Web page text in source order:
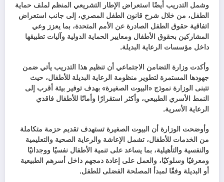
وشمل التدريب أيضًا استعراض الإطار التشريعي المنظم لملف حماية
الطفل، من خلال شرح قانون الطفل المصري، إلى جانب استعراض
اتفاقية حقوق الطفل الصادرة عن الأمم المتحدة، بما يعزز وعي
المشاركين بحقوق الأطفال ومعايير الحماية الدولية وآليات تطبيقها
داخل مؤسسات الرعاية البديلة.
وأكدت وزارة التضامن الاجتماعي أن تنظيم هذا التدريب يأتي ضمن
جهودها المستمرة لتطوير منظومة الرعاية البديلة للأطفال، حيث
تتبنى الوزارة نموذج «البيوت الصغيرة» بهدف توفير بيئة أقرب إلى
النمط الأسري الطبيعي، وأكثر استقرارًا وأمانًا للأطفال فاقدي
الرعاية الأسرية.
وأوضحت الوزارة أن البيوت الصغيرة تستهدف تقديم حزمة متكاملة
من الخدمات للأطفال، تشمل الإعاشة والرعاية الصحية والتعليمية
والنفسية والتأهيلية، بما يساعد على تنمية الأطفال نفسيًا ووجدانيًا
ومعرفيًا وسلوكيًا، والعمل على إعادة دمجهم داخل أسرهم الطبيعية
أو البديلة وفقًا لمبدأ المصلحة الفضلى للطفل.